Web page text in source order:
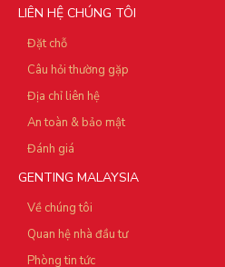
LIÊN HỆ CHÚNG TÔI
Đặt chỗ
Câu hỏi thường gặp
Địa chỉ liên hệ
An toàn & bảo mật
Đánh giá
GENTING MALAYSIA
Về chúng tôi
Quan hệ nhà đầu tư
Phòng tin tức